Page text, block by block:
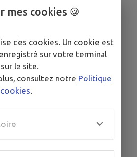
mes cookies 🍪
des cookies. Un cookie est
sur votre terminal
le site.
consultez notre Politique
.